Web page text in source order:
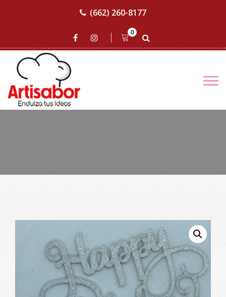
(662) 260-8177
0